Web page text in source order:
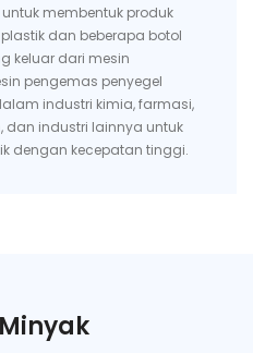
membentuk produk
dan beberapa botol
keluar dari mesin
pengemas penyegel
industri kimia, farmasi,
dan industri lainnya untuk
dengan kecepatan tinggi.